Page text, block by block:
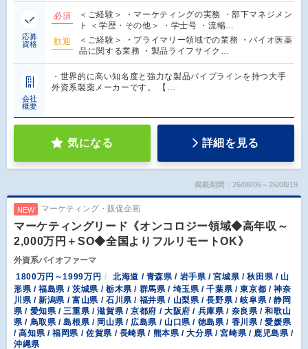
応募
資格
必須
＜ご経験＞ ・マーケティングの実務 ・部下マネジメン
ト ＜学歴・その他＞ ・学士号 ・流暢…
歓迎
＜ご経験＞ ・プライマリー領域での業務 ・バイオ医薬
品に関する業務 ・製品ライフサイク…
会社
概要
・世界的に高い知名度と強力な製品パイプラインを持つ大手
外資系製薬メーカーです。 【…
気になる 詳細を見る
掲載期間：26/08/06～26/08/19
NEW マーケティング・販促企画
マーケティングリード《オンコロジー領域◆高年収～
2,000万円＋SO◆全国よりフルリモートOK》
外資系バイオファーマ
1800万円～1999万円
北海道 / 青森県 / 岩手県 / 宮城県 / 秋田県 / 山
形県 / 福島県 / 茨城県 / 栃木県 / 群馬県 / 埼玉県 / 千葉県 / 東京都 / 神奈
川県 / 新潟県 / 富山県 / 石川県 / 福井県 / 山梨県 / 長野県 / 岐阜県 / 静岡
県 / 愛知県 / 三重県 / 滋賀県 / 京都府 / 大阪府 / 兵庫県 / 奈良県 / 和歌山
県 / 鳥取県 / 島根県 / 岡山県 / 広島県 / 山口県 / 徳島県 / 香川県 / 愛媛県
/ 高知県 / 福岡県 / 佐賀県 / 長崎県 / 熊本県 / 大分県 / 宮崎県 / 鹿児島県 /
沖縄県